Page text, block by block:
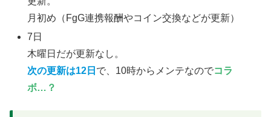
月初め（FgG連携報酬やコイン交換などが更新）
7日
木曜日だが更新なし。
次の更新は12日 で、10時からメンテなのでコラ
ボ…？